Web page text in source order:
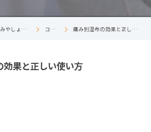
埼玉の接骨院ならみやしょう接骨院 コラム 痛み別湿布の効果と正しい使い方
効果と正しい使い方